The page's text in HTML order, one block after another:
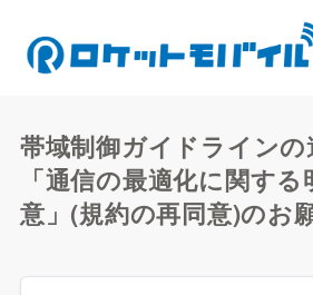
帯域制御ガイドラインの
「通信の最適化に関す
意」(規約の再同意)のお